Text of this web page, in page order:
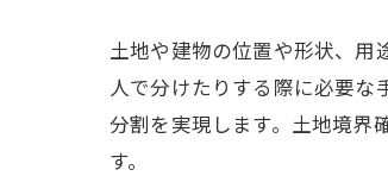
土地や建物の位置や形状、用
人で分けたりする際に必要な
分割を実現します。土地境界
す。